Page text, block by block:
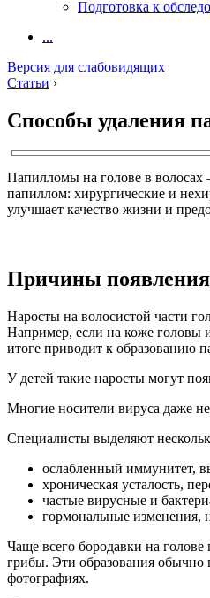
Подготовка к
...
Версия для слабовидящих
Статьи ›
Способы удаления
Папилломы на голове в волосах
папиллом: хирургические и
улучшает качество жизни и
Причины появления
Наросты на волосистой части
Например, если на коже головы
итоге приводит к образованию
У детей такие наросты могут
Многие носители вируса даже
Специалисты выделяют
ослабленный иммунитет,
хроническая усталость,
частые вирусные и
гормональные изменения,
Чаще всего бородавки на
грибы. Эти образования обычно
фотографиях.